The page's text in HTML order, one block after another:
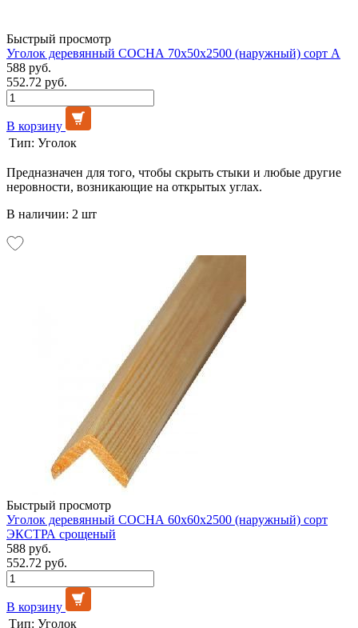
Быстрый просмотр
Уголок деревянный СОСНА 70х50х2500 (наружный) сорт А
588 руб.
552.72 руб.
В корзину
Тип: Уголок
Предназначен для того, чтобы скрыть стыки и любые другие
неровности, возникающие на открытых углах.
В наличии: 2 шт
Быстрый просмотр
Уголок деревянный СОСНА 60х60х2500 (наружный) сорт
ЭКСТРА срощеный
588 руб.
552.72 руб.
В корзину
Тип: Уголок